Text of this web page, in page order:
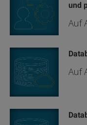
und
Auf
Auf